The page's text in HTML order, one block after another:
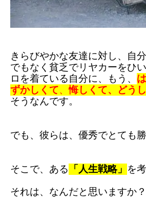
きらびやかな友達に対し、 自
でもなく 貧乏でリヤカーをひ
ロを着ている自分に、
もう、
ずかしくて、悔しくて、
どう
そうなんです。
でも、 彼らは、 優秀でとても
そこで、 ある 「人生戦略」 を
それは、 なんだと思いますか